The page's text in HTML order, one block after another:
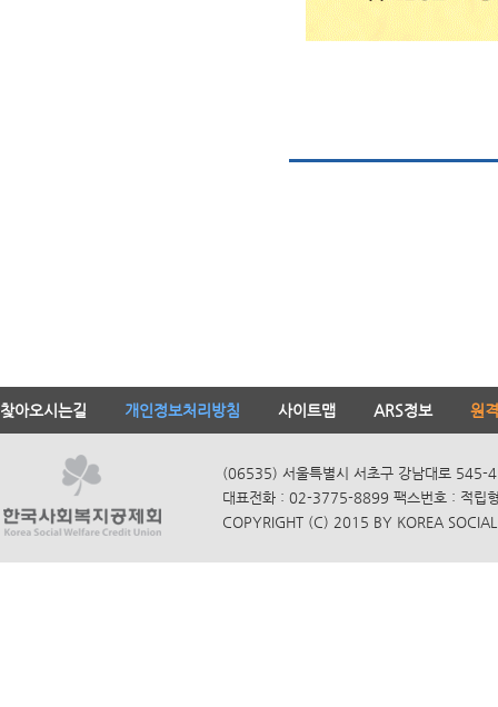
찾아오시는길 개인정보처리방침 사이트맵 ARS정보 원
(06535) 서울특별시 서초구 강남대로 545-
대표전화 : 02-3775-8899 팩스번호 : 적립
COPYRIGHT (C) 2015 BY KOREA SOCIAL